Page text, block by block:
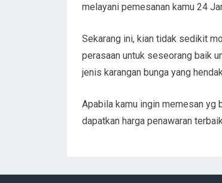
melayani pemesanan kamu 24
Sekarang ini, kian tidak sedikit
perasaan untuk seseorang baik
jenis karangan bunga yang
Apabila kamu ingin memesan yg
dapatkan harga penawaran